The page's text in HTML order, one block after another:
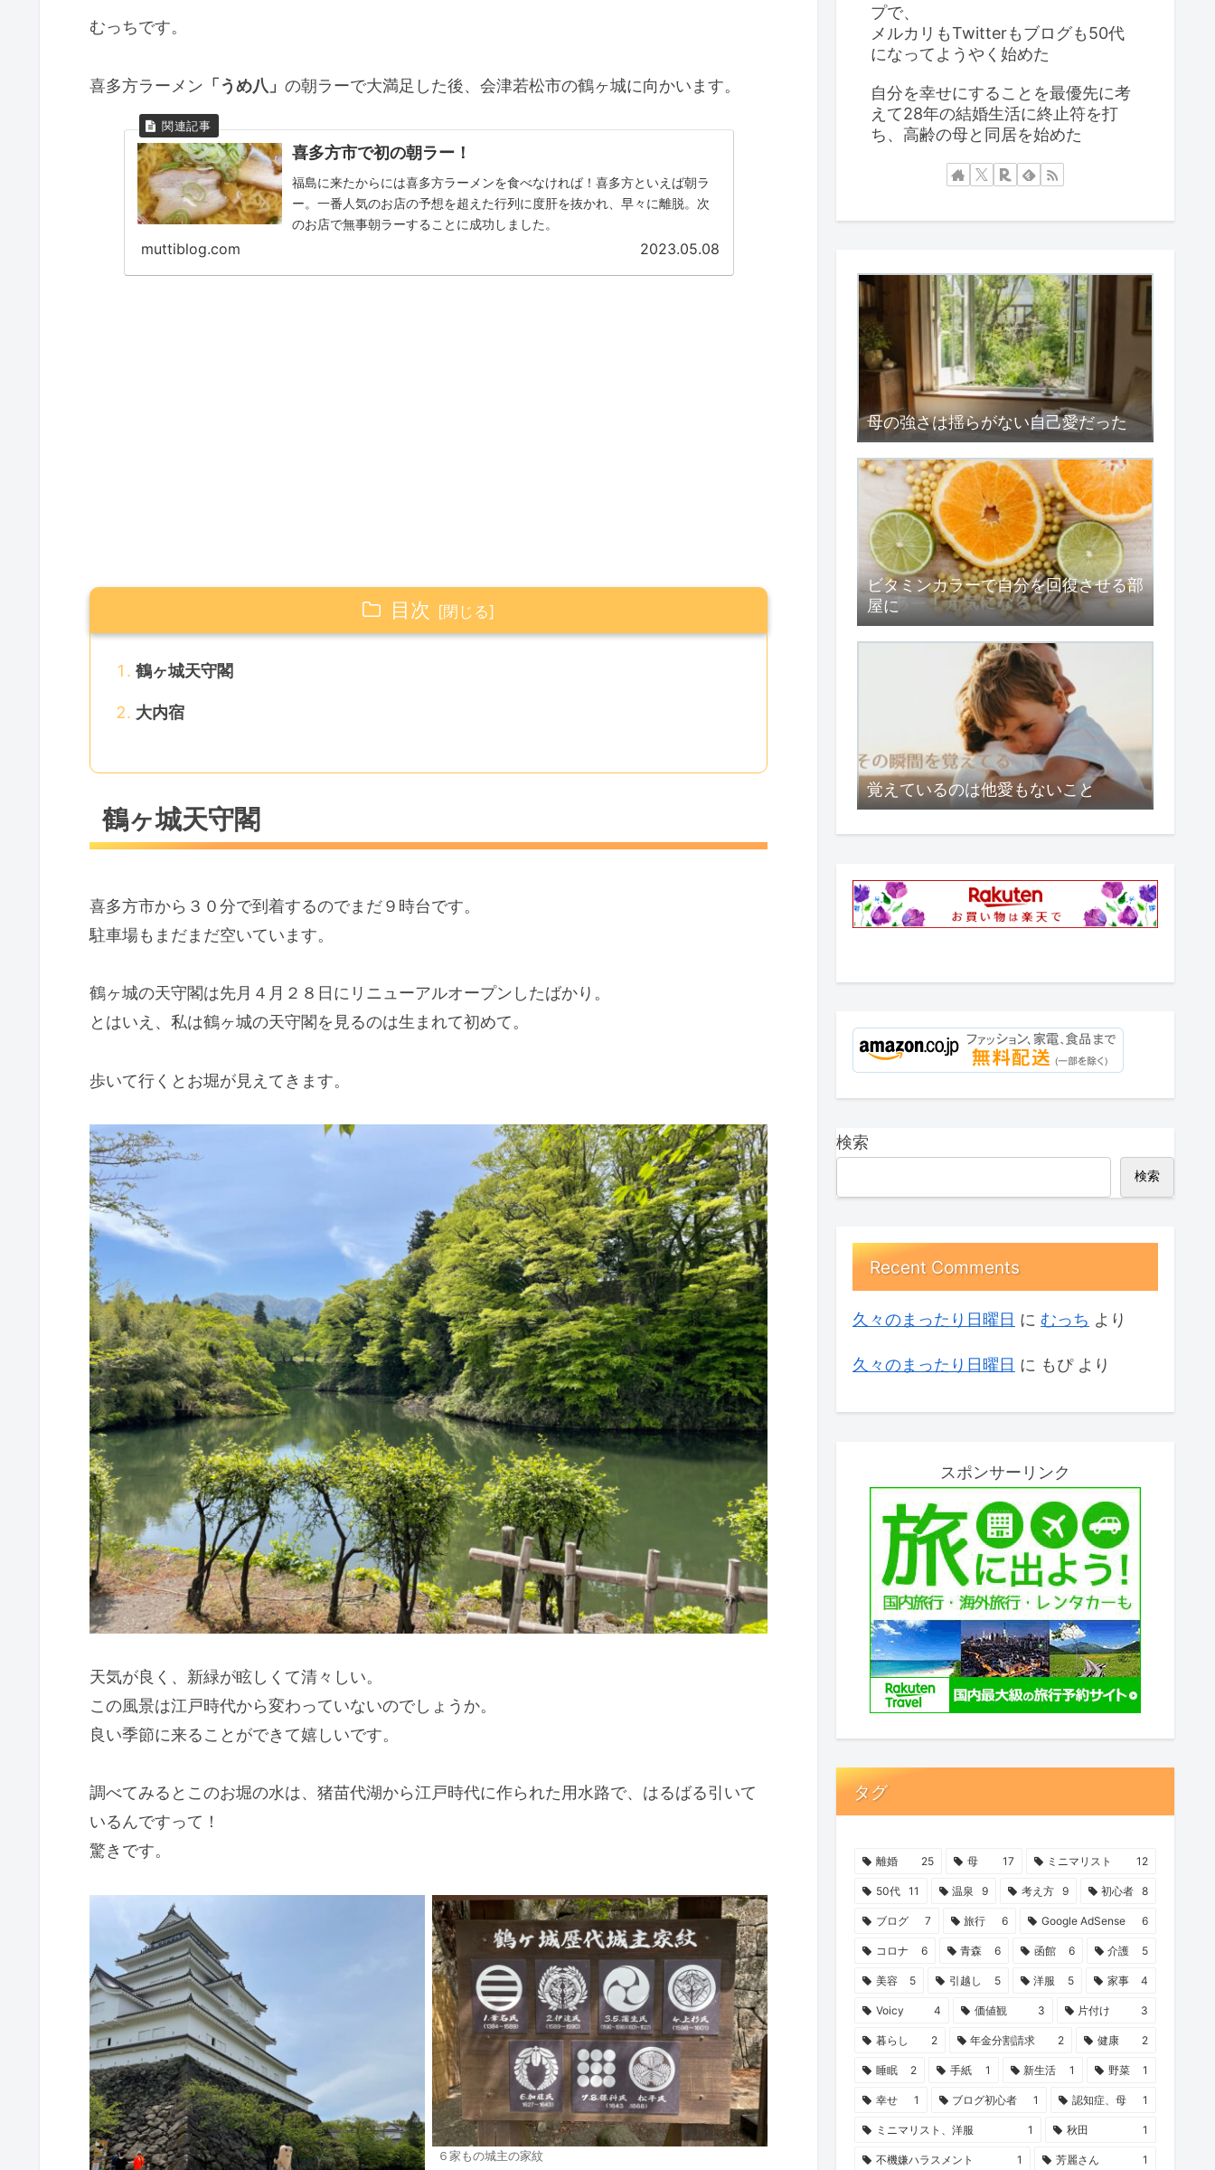
むっちです。
喜多方ラーメン 「うめ八」 の朝ラーで大満足した後、会津若松市の鶴ヶ城に向かいます。
喜多方市で初の朝ラー！
福島に来たからには喜多方ラーメンを食べなければ！喜多方といえば朝ラ
ー。一番人気のお店の予想を超えた行列に度肝を抜かれ、早々に離脱。次
のお店で無事朝ラーすることに成功しました。
muttiblog.com 2023.05.08
目次
鶴ヶ城天守閣
大内宿
鶴ヶ城天守閣
喜多方市から３０分で到着するのでまだ９時台です。
駐車場もまだまだ空いています。
鶴ヶ城の天守閣は先月４月２８日にリニューアルオープンしたばかり。
とはいえ、私は鶴ヶ城の天守閣を見るのは生まれて初めて。
歩いて行くとお堀が見えてきます。
天気が良く、新緑が眩しくて清々しい。
この風景は江戸時代から変わっていないのでしょうか。
良い季節に来ることができて嬉しいです。
調べてみるとこのお堀の水は、猪苗代湖から江戸時代に作られた用水路で、はるばる引いて
いるんですって！
驚きです。
６家もの城主の家紋
プで、
メルカリもTwitterもブログも50代
になってようやく始めた
自分を幸せにすることを最優先に考
えて28年の結婚生活に終止符を打
ち、高齢の母と同居を始めた
母の強さは揺らがない自己愛だった
ビタミンカラーで自分を回復させる部
屋に
覚えているのは他愛もないこと
検索
検索
Recent Comments
久々のまったり日曜日 に むっち より
久々のまったり日曜日 に もぴより
スポンサーリンク
タグ
離婚 25 母 17 ミニマリスト 12
50代 11 温泉 9 考え方 9 初心者 8
ブログ 7 旅行 6 Google AdSense 6
コロナ 6 青森 6 函館 6 介護 5
美容 5 引越し 5 洋服 5 家事 4
Voicy 4 価値観 3 片付け 3
暮らし 2 年金分割請求 2 健康 2
睡眠 2 手紙 1 新生活 1 野菜 1
幸せ 1 ブログ初心者 1 認知症、母 1
ミニマリスト、洋服 1 秋田 1
不機嫌ハラスメント 1 芳麗さん 1